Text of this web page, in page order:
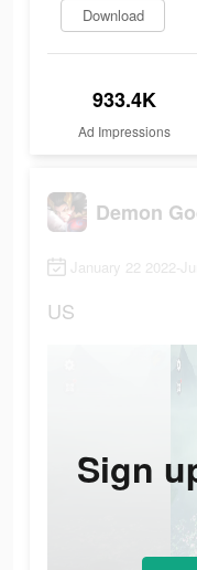
Download
933.4K
Ad Impressions
Demon
January 22 2022-
US
Sign